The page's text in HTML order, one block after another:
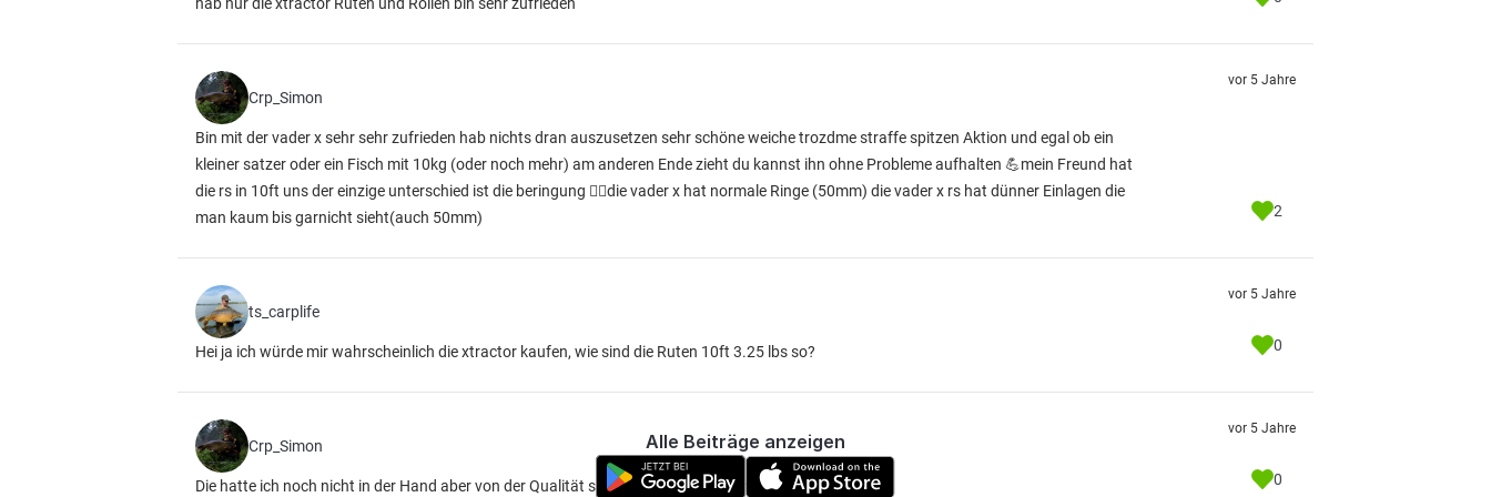
Crp_Simon
Bin mit der vader x sehr sehr zufrieden hab nichts dran auszusetzen sehr schöne weiche trozdme straffe spitzen Aktion und egal ob ein
kleiner satzer oder ein Fisch mit 10kg (oder noch mehr) am anderen Ende zieht du kannst ihn ohne Probleme aufhalten 💪mein Freund hat
die rs in 10ft uns der einzige unterschied ist die beringung 🤷‍♂️die vader x hat normale Ringe (50mm) die vader x rs hat dünner Einlagen die
man kaum bis garnicht sieht(auch 50mm)
vor 5 Jahre
2
ts_carplife
Hei ja ich würde mir wahrscheinlich die xtractor kaufen, wie sind die Ruten 10ft 3.25 lbs so?
vor 5 Jahre
0
Crp_Simon
Die hatte ich noch nicht in der Hand aber von der Qualität sind die sonik Ruten sehr gut 👌
vor 5 Jahre
0
Alle Beiträge anzeigen